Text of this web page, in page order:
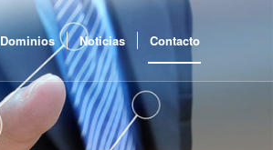
Dominios Noticias Contacto